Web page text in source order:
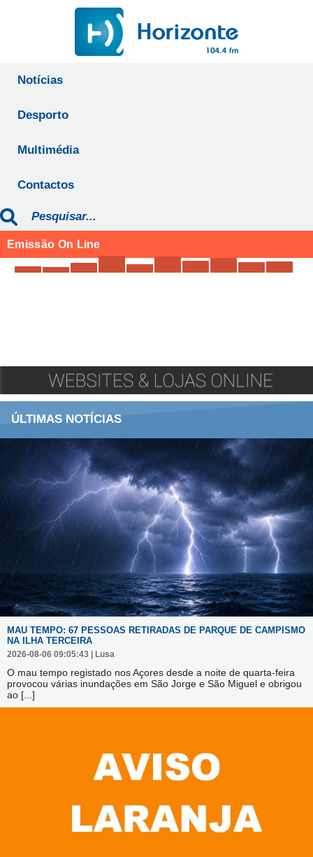
Notícias
Desporto
Multimédia
Contactos
Emissão On Line
ÚLTIMAS NOTÍCIAS
MAU TEMPO: 67 PESSOAS RETIRADAS DE PARQUE DE CAMPISMO
NA ILHA TERCEIRA
2026-08-06 09:05:43 | Lusa
O mau tempo registado nos Açores desde a noite de quarta-feira
provocou várias inundações em São Jorge e São Miguel e obrigou
ao [...]